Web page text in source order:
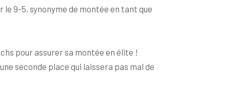
9-5, synonyme de montée en tant que
pour assurer sa montée en élite !
seconde place qui laissera pas mal de